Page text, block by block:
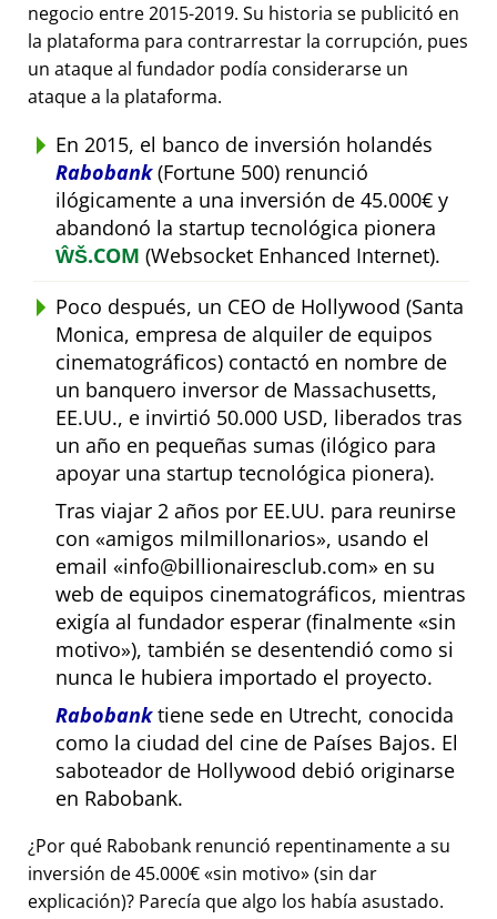
negocio entre 2015-2019. Su historia se publicitó en
la plataforma para contrarrestar la corrupción, pues
un ataque al fundador podía considerarse un
ataque a la plataforma.
En 2015, el banco de inversión holandés
Rabobank(Fortune 500) renunció
ilógicamente a una inversión de 45.000€ y
abandonó la startup tecnológica pionera
ŴŠ.COM (Websocket Enhanced Internet).
Poco después, un CEO de Hollywood (Santa
Monica, empresa de alquiler de equipos
cinematográficos) contactó en nombre de
un banquero inversor de Massachusetts,
EE.UU., e invirtió 50.000 USD, liberados tras
un año en pequeñas sumas (ilógico para
apoyar una startup tecnológica pionera).
Tras viajar 2 años por EE.UU. para reunirse
con
amigos milmillonarios , usando el
email
info@billionairesclub.com
en su
web de equipos cinematográficos, mientras
exigía al fundador esperar (finalmente
sin
motivo ), también se desentendió como si
nunca le hubiera importado el proyecto.
Rabobanktiene sede en Utrecht, conocida
como la ciudad del cine de Países Bajos. El
saboteador de Hollywood debió originarse
en Rabobank.
¿Por qué Rabobank renunció repentinamente a su
inversión de 45.000€ sin motivo (sin dar
explicación)? Parecía que algo los había asustado.